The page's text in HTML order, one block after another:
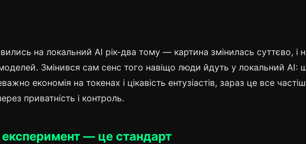
на локальний AI рік-два тому — картина змінилась суттєво, і
моделей. Змінився сам сенс того навіщо люди йдуть у локальний AI:
економія на токенах і цікавість ентузіастів, зараз це все
приватність і контроль.
експеримент — це стандарт